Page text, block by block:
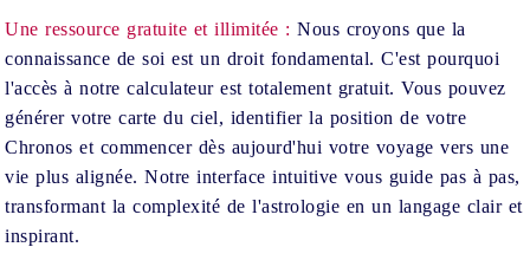
Une ressource gratuite et illimitée : Nous croyons que la
connaissance de soi est un droit fondamental. C'est pourquoi
l'accès à notre calculateur est totalement gratuit. Vous pouvez
générer votre carte du ciel, identifier la position de votre
Chronos et commencer dès aujourd'hui votre voyage vers une
vie plus alignée. Notre interface intuitive vous guide pas à pas,
transformant la complexité de l'astrologie en un langage clair et
inspirant.